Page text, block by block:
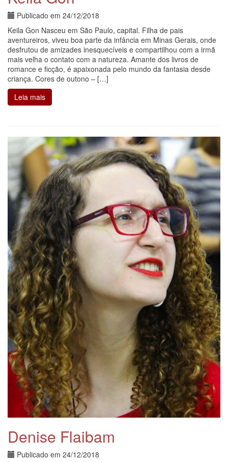
Publicado em 24/12/2018
Keila Gon Nasceu em São Paulo, capital. Filha de pais
aventureiros, viveu boa parte da infância em Minas Gerais, onde
desfrutou de amizades inesquecíveis e compartilhou com a irmã
mais velha o contato com a natureza. Amante dos livros de
romance e ficção, é apaixonada pelo mundo da fantasia desde
criança. Cores de outono – […]
Leia mais
Denise Flaibam
Publicado em 24/12/2018